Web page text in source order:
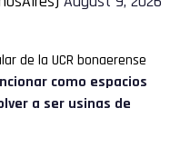
de la UCR bonaerense
como espacios
a ser usinas de